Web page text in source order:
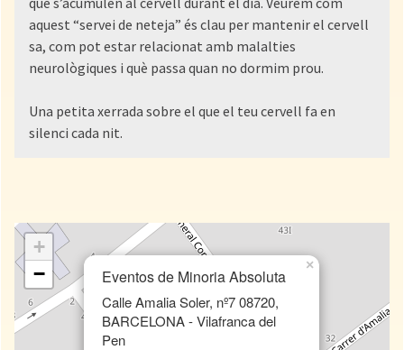
aquest “servei de neteja” és clau per mantenir el cervell
sa, com pot estar relacionat amb malalties
neurològiques i què passa quan no dormim prou.
Una petita xerrada sobre el que el teu cervell fa en
silenci cada nit.
Eventos de Minoria Absoluta
Calle Amalia Soler, nº7 08720,
BARCELONA - Vilafranca del
Pen
×
+
−